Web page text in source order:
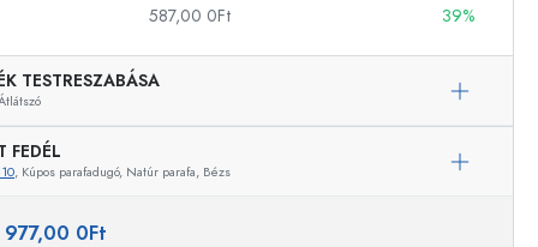
587,00 0Ft 39%
TESTRESZABÁSA
FEDÉL
, Kúpos parafadugó, Natúr parafa, Bézs
977,00 0Ft